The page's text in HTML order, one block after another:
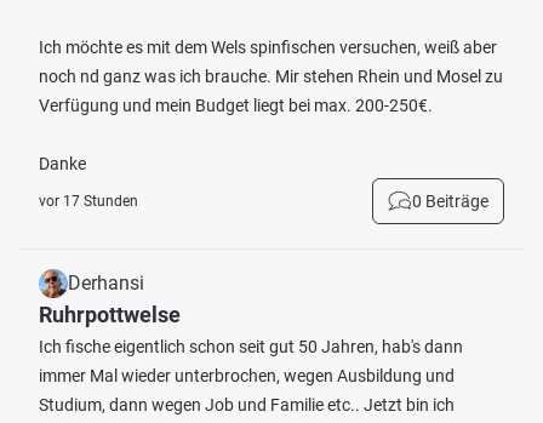
Ich möchte es mit dem Wels spinfischen versuchen, weiß aber
noch nd ganz was ich brauche. Mir stehen Rhein und Mosel zu
Verfügung und mein Budget liegt bei max. 200-250€.
Danke
vor 17 Stunden 0 Beiträge
Derhansi
Ruhrpottwelse
Ich fische eigentlich schon seit gut 50 Jahren, hab's dann
immer Mal wieder unterbrochen, wegen Ausbildung und
Studium, dann wegen Job und Familie etc.. Jetzt bin ich